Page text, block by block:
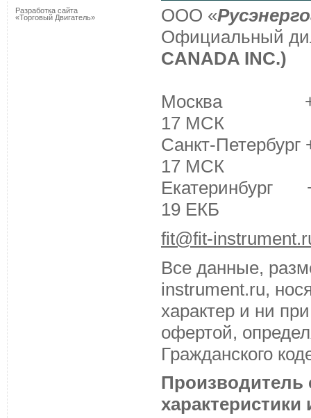
Разработка сайта
«Торговый Двигатель»
ООО «
Официальный
CANADA INC.)
Москва +7
17 МСК
Санкт-
17 МСК
Екатеринбург
19 ЕКБ
fit@fit-
Все данные,
instrument.ru,
характер и ни
офертой,
Гражданского
Производитель